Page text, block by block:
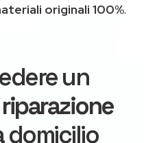
originali 100%.
un
riparazione
domicilio